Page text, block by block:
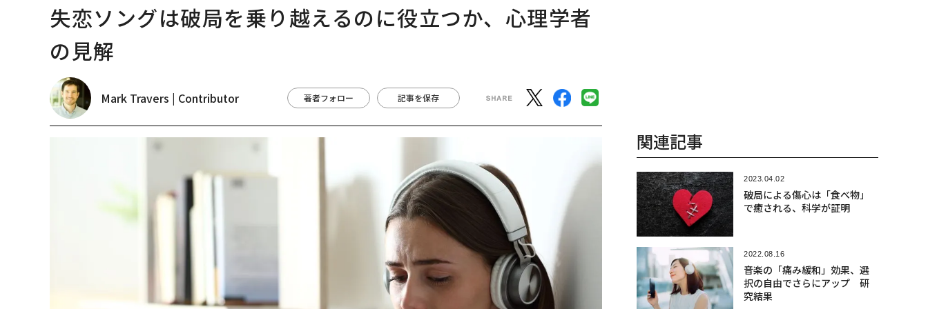
見た、くら寿司の経営哲
学
手にした「次なる武器」
─アサインの長期伴走型
支援とは
Spot Japanが語る「Gr
ow Better」な組織のつ
サイエンス 失恋ソングは破局を乗り越えるのに役立つか、心理学者の見解
2023.04.15 17:00
失恋ソングは破局を乗り越えるのに役立つか、心理学者
関連記事
破局による傷心は「食べ物」
で癒される、科学が証明